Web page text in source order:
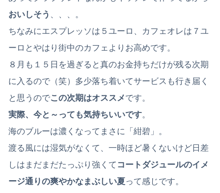
おいしそう 、、、。
ちなみにエスプレッソは５ユーロ、カフェオレは７ユ
ーロとやはり街中のカフェよりお高めです。
８月も１５日を過ぎると真のお金持ちだけが残る次期
に入るので（笑）多少落ち着いてサービスも行き届く
と思うのでこの次期はオススメです。
実際、今と～っても気持ちいいです。
海のブルーは濃くなってまさに「紺碧」。
渡る風には湿気がなくて、一時ほど暑くないけど日差
しはまだまだたっぷり強くて コートダジュールのイメ
ージ通りの爽やかなまぶしい夏 って感じです。